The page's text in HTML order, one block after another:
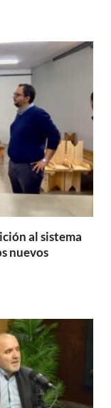
al sistema
nuevos